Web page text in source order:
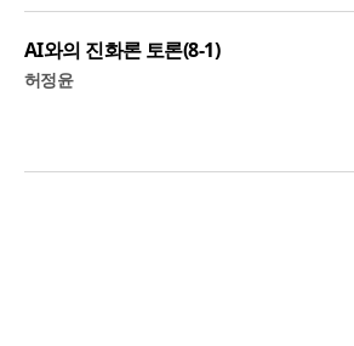
AI와의 진화론 토론(8-1)
허정윤